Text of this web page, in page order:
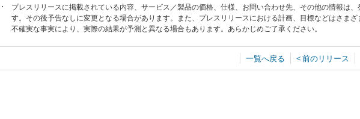
プレスリリースに掲載されている内容、サービス／製品の価格、仕様、お問い合わせ先、その他の情報は
す。その後予告なしに変更となる場合があります。また、プレスリリースにおける計画、目標などはさま
不確実な事実により、実際の結果が予測と異なる場合もあります。あらかじめご了承ください。
一覧へ戻る < 前のリリース